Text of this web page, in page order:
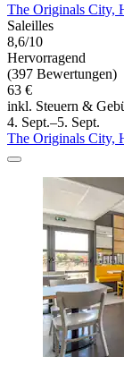
The Originals City,
Saleilles
8,6/10
Hervorragend
(397 Bewertungen)
63 €
inkl. Steuern &
4. Sept.–5. Sept.
The Originals City,